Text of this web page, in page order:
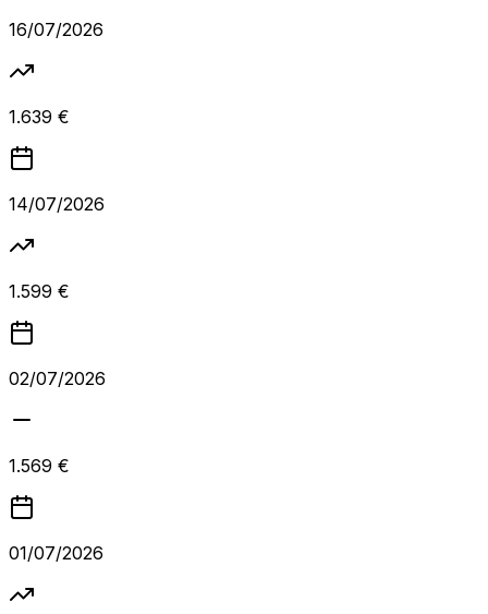
16/07/2026
1.639 €
14/07/2026
1.599 €
02/07/2026
1.569 €
01/07/2026